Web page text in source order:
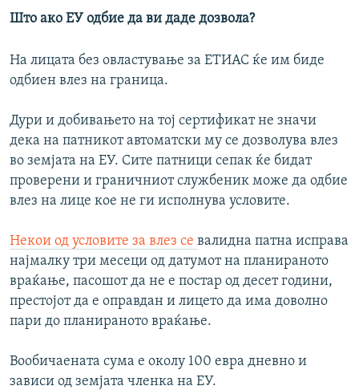
Што ако ЕУ одбие да ви даде дозвола?
На лицата без овластување за ЕТИАС ќе им биде
одбиен влез на граница.
Дури и добивањето на тој сертификат не значи
дека на патникот автоматски му се дозволува влез
во земјата на ЕУ. Сите патници сепак ќе бидат
проверени и граничниот службеник може да одбие
влез на лице кое не ги исполнува условите.
Некои од условите за влез се валидна патна исправа
најмалку три месеци од датумот на планираното
враќање, пасошот да не е постар од десет години,
престојот да е оправдан и лицето да има доволно
пари до планираното враќање.
Вообичаената сума е околу 100 евра дневно и
зависи од земјата членка на ЕУ.